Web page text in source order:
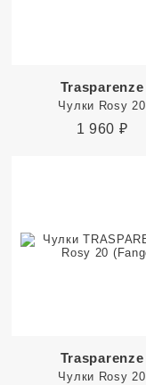
Trasparenze
Чулки Rosy 20
1 960 ₽
Trasparenze
Чулки Rosy 20